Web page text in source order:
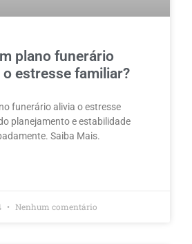
plano funerário
estresse familiar?
funerário alivia o estresse
planejamento e estabilidade
Saiba Mais.
Nenhum comentário